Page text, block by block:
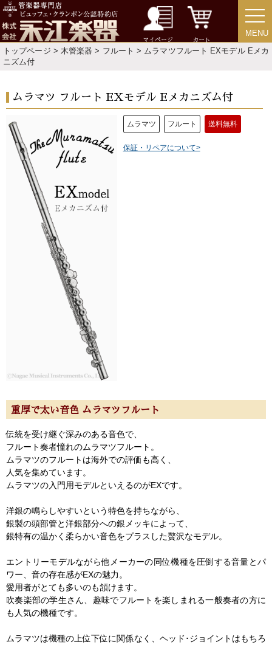
マイページ カート
MENU
MENU
トップページ > 木管楽器 > フルート > ムラマツフルート EXモデル Eメカ
ニズム付
ムラマツ フルート EXモデル Eメカニズム付
ムラマツ フルート 送料無料
保証・リペアについて>
重厚で太い音色 ムラマツフルート
伝統を受け継ぐ深みのある音色で、
フルート奏者憧れのムラマツフルート。
ムラマツのフルートは海外での評価も高く、
人気を集めています。
ムラマツの入門用モデルといえるのがEXです。
洋銀の鳴らしやすいという特色を持ちながら、
銀製の頭部管と洋銀部分への銀メッキによって、
銀特有の温かく柔らかい音色をプラスした贅沢なモデル。
エントリーモデルながら他メーカーの同位機種を圧倒する音量とパ
ワー、音の存在感がEXの魅力。
愛用者がとても多いのも頷けます。
吹奏楽部の学生さん、趣味でフルートを楽しまれる一般奏者の方に
も人気の機種です。
ムラマツは機種の上位下位に関係なく、ヘッド･ジョイントはもちろ